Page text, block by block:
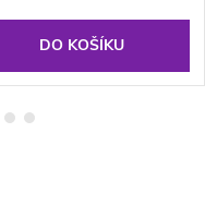
DO KOŠÍKU